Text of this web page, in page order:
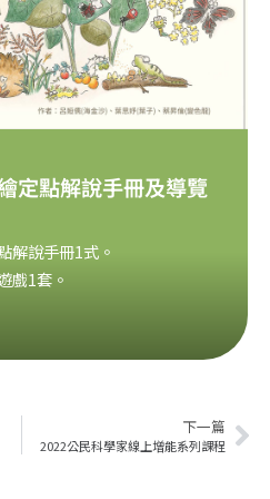
定點解說手冊及導覽
解說手冊1式。
戲1套。
下一篇
2022公民科學家線上增能系列課程